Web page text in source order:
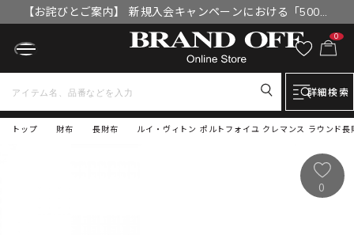
【お詫びとご案内】 新規入会キャンペーンにおける「500円
OFFクーポン」付与漏れと補填について
0
詳細検索
トップ ルイ・ヴィトン ポルトフォイユ クレマンス ラウンド
財布 長財布
0